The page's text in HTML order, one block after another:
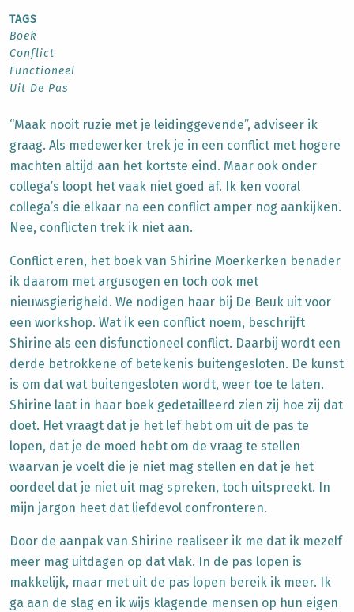
TAGS
Boek
Conflict
Functioneel
Uit De Pas
“Maak nooit ruzie met je leidinggevende”, adviseer ik
graag. Als medewerker trek je in een conflict met hogere
machten altijd aan het kortste eind. Maar ook onder
collega’s loopt het vaak niet goed af. Ik ken vooral
collega’s die elkaar na een conflict amper nog aankijken.
Nee, conflicten trek ik niet aan.
Conflict eren, het boek van Shirine Moerkerken benader
ik daarom met argusogen en toch ook met
nieuwsgierigheid. We nodigen haar bij De Beuk uit voor
een workshop. Wat ik een conflict noem, beschrijft
Shirine als een disfunctioneel conflict. Daarbij wordt een
derde betrokkene of betekenis buitengesloten. De kunst
is om dat wat buitengesloten wordt, weer toe te laten.
Shirine laat in haar boek gedetailleerd zien zij hoe zij dat
doet. Het vraagt dat je het lef hebt om uit de pas te
lopen, dat je de moed hebt om de vraag te stellen
waarvan je voelt die je niet mag stellen en dat je het
oordeel dat je niet uit mag spreken, toch uitspreekt. In
mijn jargon heet dat liefdevol confronteren.
Door de aanpak van Shirine realiseer ik me dat ik mezelf
meer mag uitdagen op dat vlak. In de pas lopen is
makkelijk, maar met uit de pas lopen bereik ik meer. Ik
ga aan de slag en ik wijs klagende mensen op hun eigen